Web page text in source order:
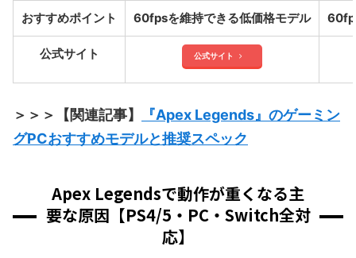
おすすめポイント 60fpsを維持できる低価格モデル
公式サイト 公式サイト
＞＞＞【関連記事】
『Apex Legends』のゲーミン
グPCおすすめモデルと推奨スペック
Apex Legendsで動作が重くなる主
要な原因【PS4/5・PC・Switch全対
応】